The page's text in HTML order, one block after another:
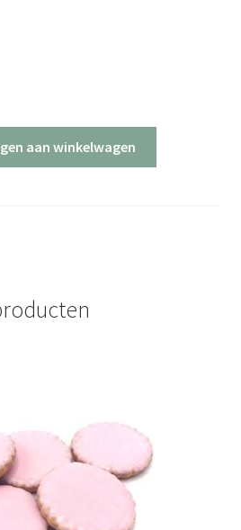
aan winkelwagen